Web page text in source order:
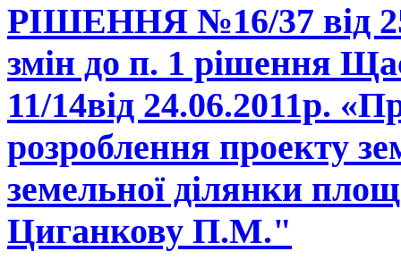
РІШЕННЯ №16/37 від
змін до п. 1 рішення
11/14від 24.06.2011р.
розроблення проекту
земельної ділянки
Циганкову П.М."